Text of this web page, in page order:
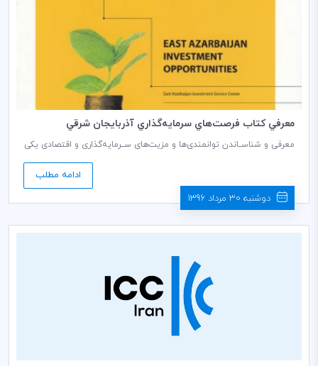
معرفي كتاب فرصت‌هاي سرمايه‌گذاري آذربايجان شرقي
معرفی و شناســاندن توانمندی‌ها و مزیت‌های ســرمایه‌گذاری و اقتصادی یکی
همین راستا، اتاق بازرگانی، صنایع، معادن و کشاورزی تبریز و مرکز خدمات
سرمایه‌گذاری این استان به منظور دســتیابی به اهداف اقتصادی اســتان
آذربایجان شرقی و به تبع آن کشــور و تسهیل و روان‌سازی فرایند انجام
سرمایه‌گذاری، اقدام به تهیه و تدوین کتاب فرصت‌های سرمایه‌گذاری
ادامه مطلب
دوشنبه 30 مرداد 1396